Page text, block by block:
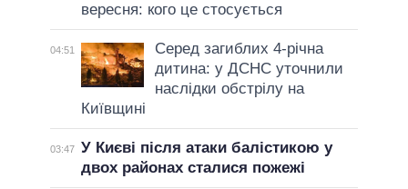
вересня: кого це стосується
04:51
Серед загиблих 4-річна
дитина: у ДСНС уточнили
наслідки обстрілу на
Київщині
03:47 У Києві після атаки балістикою у
двох районах сталися пожежі